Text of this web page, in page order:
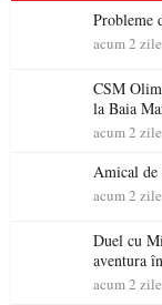
Probleme
acum 2 zile
CSM Olimpia
la Baia
acum 2 zile
Amical de
acum 2 zile
Duel cu
aventura
acum 2 zile